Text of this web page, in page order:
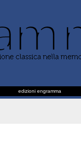
edizioni engramma